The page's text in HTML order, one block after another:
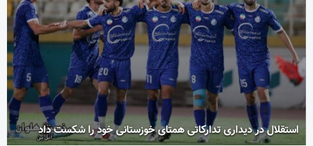
استقلال در دیداری تدارکاتی همتای خوزستانی خود را شکست داد